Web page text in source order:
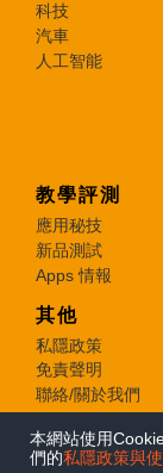
科技
汽車
人工智能
教學評測
應用秘技
新品測試
Apps 情報
其他
私隱政策
免責聲明
聯絡/關於我們
© 2026 e-
本網站使用
們的私隱政策與